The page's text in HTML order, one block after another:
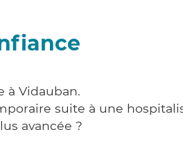
à Vidauban.
suite à une
avancée ?